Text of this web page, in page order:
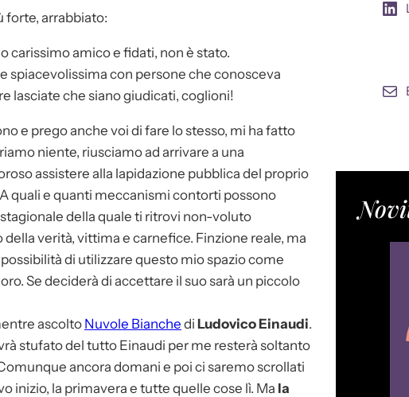
forte, arrabbiato:
carissimo amico e fidati, non è stato.
spiacevolissima con persone che conosceva
lasciate che siano giudicati, coglioni!
e prego anche voi di fare lo stesso, mi ha fatto
niente, riusciamo ad arrivare a una
assistere alla lapidazione pubblica del proprio
quali e quanti meccanismi contorti possono
della quale ti ritrovi non-voluto
verità, vittima e carnefice. Finzione reale, ma
di utilizzare questo mio spazio come
Se deciderà di accettare il suo sarà un piccolo
ascolto Nuvole Bianche di Ludovico Einaudi.
stufato del tutto Einaudi per me resterà soltanto
ancora domani e poi ci saremo scrollati
inizio, la primavera e tutte quelle cose lì. Ma la